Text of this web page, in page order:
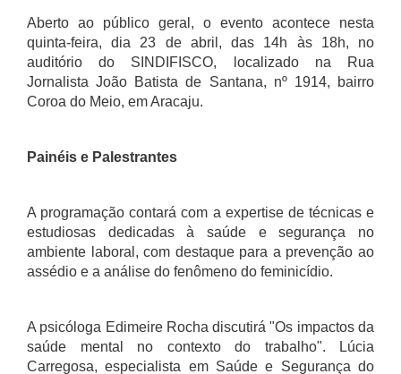
Aberto ao público geral, o evento acontece nesta
quinta-feira, dia 23 de abril, das 14h às 18h, no
auditório do SINDIFISCO, localizado na Rua
Jornalista João Batista de Santana, nº 1914, bairro
Coroa do Meio, em Aracaju.
Painéis e Palestrantes
A programação contará com a expertise de técnicas e
estudiosas dedicadas à saúde e segurança no
ambiente laboral, com destaque para a prevenção ao
assédio e a análise do fenômeno do feminicídio.
A psicóloga Edimeire Rocha discutirá "Os impactos da
saúde mental no contexto do trabalho". Lúcia
Carregosa, especialista em Saúde e Segurança do